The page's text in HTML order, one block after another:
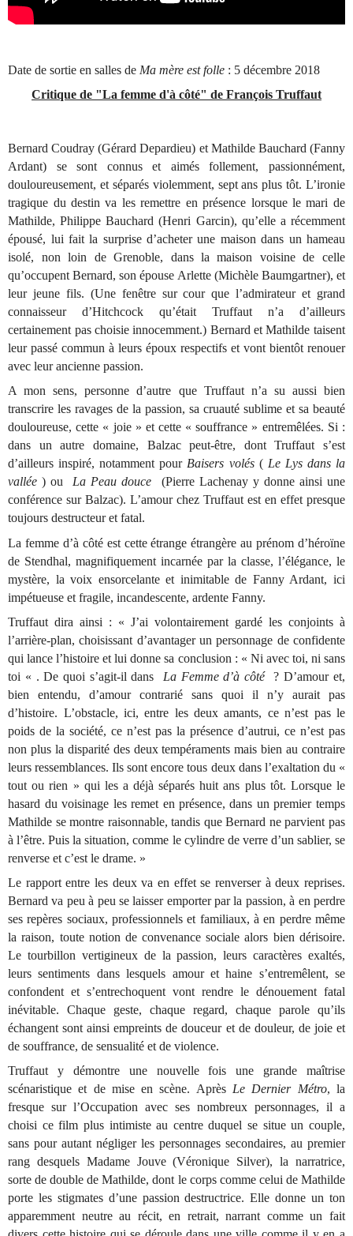
Date de sortie en salles de Ma mère est folle : 5 décembre 2018
Critique de "La femme d'à côté" de François Truffaut
Bernard Coudray (Gérard Depardieu) et Mathilde Bauchard (Fanny
Ardant) se sont connus et aimés follement, passionnément,
douloureusement, et séparés violemment, sept ans plus tôt. L’ironie
tragique du destin va les remettre en présence lorsque le mari de
Mathilde, Philippe Bauchard (Henri Garcin), qu’elle a récemment
épousé, lui fait la surprise d’acheter une maison dans un hameau
isolé, non loin de Grenoble, dans la maison voisine de celle
qu’occupent Bernard, son épouse Arlette (Michèle Baumgartner), et
leur jeune fils. (Une fenêtre sur cour que l’admirateur et grand
connaisseur d’Hitchcock qu’était Truffaut n’a d’ailleurs
certainement pas choisie innocemment.) Bernard et Mathilde taisent
leur passé commun à leurs époux respectifs et vont bientôt renouer
avec leur ancienne passion.
A mon sens, personne d’autre que Truffaut n’a su aussi bien
transcrire les ravages de la passion, sa cruauté sublime et sa beauté
douloureuse, cette « joie » et cette « souffrance » entremêlées. Si :
dans un autre domaine, Balzac peut-être, dont Truffaut s’est
d’ailleurs inspiré, notamment pourBaisers volés(Le Lys dans la
vallée ) ouLa Peau douce
(Pierre Lachenay y donne ainsi une
conférence sur Balzac). L’amour chez Truffaut est en effet presque
toujours destructeur et fatal.
La femme d’à côté est cette étrange étrangère au prénom d’héroïne
de Stendhal, magnifiquement incarnée par la classe, l’élégance, le
mystère, la voix ensorcelante et inimitable de Fanny Ardant, ici
impétueuse et fragile, incandescente, ardente Fanny.
Truffaut dira ainsi : « J’ai volontairement gardé les conjoints à
l’arrière-plan, choisissant d’avantager un personnage de confidente
qui lance l’histoire et lui donne sa conclusion : « Ni avec toi, ni sans
toi « . De quoi s’agit-il dans La Femme d’à côté ? D’amour et,
bien entendu, d’amour contrarié sans quoi il n’y aurait pas
d’histoire. L’obstacle, ici, entre les deux amants, ce n’est pas le
poids de la société, ce n’est pas la présence d’autrui, ce n’est pas
non plus la disparité des deux tempéraments mais bien au contraire
leurs ressemblances. Ils sont encore tous deux dans l’exaltation du «
tout ou rien » qui les a déjà séparés huit ans plus tôt. Lorsque le
hasard du voisinage les remet en présence, dans un premier temps
Mathilde se montre raisonnable, tandis que Bernard ne parvient pas
à l’être. Puis la situation, comme le cylindre de verre d’un sablier, se
renverse et c’est le drame. »
Le rapport entre les deux va en effet se renverser à deux reprises.
Bernard va peu à peu se laisser emporter par la passion, à en perdre
ses repères sociaux, professionnels et familiaux, à en perdre même
la raison, toute notion de convenance sociale alors bien dérisoire.
Le tourbillon vertigineux de la passion, leurs caractères exaltés,
leurs sentiments dans lesquels amour et haine s’entremêlent, se
confondent et s’entrechoquent vont rendre le dénouement fatal
inévitable. Chaque geste, chaque regard, chaque parole qu’ils
échangent sont ainsi empreints de douceur et de douleur, de joie et
de souffrance, de sensualité et de violence.
Truffaut y démontre une nouvelle fois une grande maîtrise
scénaristique et de mise en scène. Après Le Dernier Métro, la
fresque sur l’Occupation avec ses nombreux personnages, il a
choisi ce film plus intimiste au centre duquel se situe un couple,
sans pour autant négliger les personnages secondaires, au premier
rang desquels Madame Jouve (Véronique Silver), la narratrice,
sorte de double de Mathilde, dont le corps comme celui de Mathilde
porte les stigmates d’une passion destructrice. Elle donne un ton
apparemment neutre au récit, en retrait, narrant comme un fait